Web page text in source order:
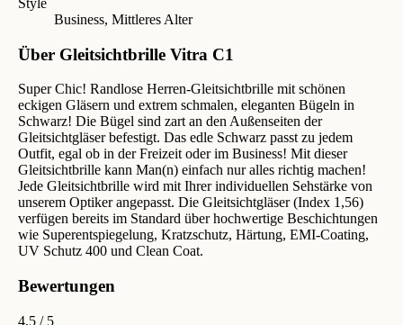
Business, Mittleres Alter
Über Gleitsichtbrille Vitra C1
Super Chic! Randlose Herren-Gleitsichtbrille mit schönen
eckigen Gläsern und extrem schmalen, eleganten Bügeln in
Schwarz! Die Bügel sind zart an den Außenseiten der
Gleitsichtgläser befestigt. Das edle Schwarz passt zu jedem
Outfit, egal ob in der Freizeit oder im Business! Mit dieser
Gleitsichtbrille kann Man(n) einfach nur alles richtig machen!
Jede Gleitsichtbrille wird mit Ihrer individuellen Sehstärke von
unserem Optiker angepasst. Die Gleitsichtgläser (Index 1,56)
verfügen bereits im Standard über hochwertige Beschichtungen
wie Superentspiegelung, Kratzschutz, Härtung, EMI-Coating,
UV Schutz 400 und Clean Coat.
Bewertungen
4,5 / 5